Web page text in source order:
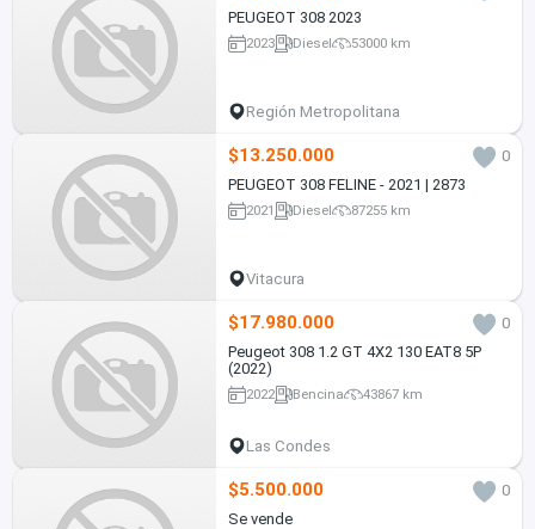
PEUGEOT 308 2023
2023 Diesel 53000 km
Región Metropolitana
$13.250.000
0
PEUGEOT 308 FELINE - 2021 | 2873
2021 Diesel 87255 km
Vitacura
$17.980.000
0
Peugeot 308 1.2 GT 4X2 130 EAT8 5P
(2022)
2022 Bencina 43867 km
Las Condes
$5.500.000
0
Se vende